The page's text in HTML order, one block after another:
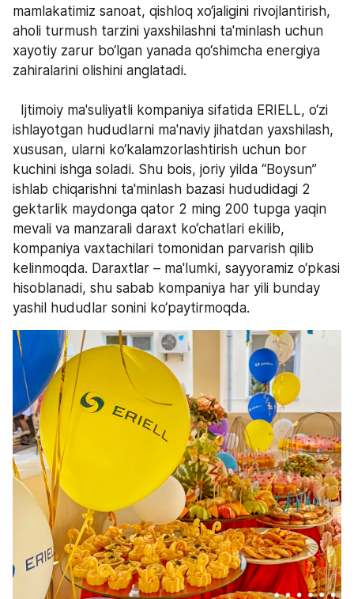
mamlakatimiz sanoat, qishloq xo‘jaligini rivojlantirish,
aholi turmush tarzini yaxshilashni ta'minlash uchun
xayotiy zarur bo‘lgan yanada qo‘shimcha energiya
zahiralarini olishini anglatadi.
ishlayotgan hududlarni ma'naviy jihatdan yaxshilash,
xususan, ularni ko‘kalamzorlashtirish uchun bor
kuchini ishga soladi. Shu bois, joriy yilda “Boysun”
ishlab chiqarishni ta'minlash bazasi hududidagi 2
gektarlik maydonga qator 2 ming 200 tupga yaqin
mevali va manzarali daraxt ko‘chatlari ekilib,
kompaniya vaxtachilari tomonidan parvarish qilib
kelinmoqda. Daraxtlar – ma'lumki, sayyoramiz o‘pkasi
hisoblanadi, shu sabab kompaniya har yili bunday
yashil hududlar sonini ko‘paytirmoqda.